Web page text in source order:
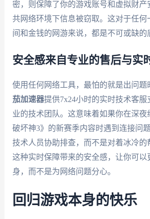
密，则保障了你的游戏账号和虚拟财产
共网络环境下信息被窃取。这对于任何
间和金钱的网游来说，都是不可或缺的
安全感来自专业的售后与实
使用任何网络工具，最怕的就是出问题
茄加速器提供7x24小时的实时技术客服
业的技术团队。这意味着如果你在深夜
破坏神3》的新赛季内容时遇到连接问
技术人员协助排查，而不是对着冰冷的
这种实时保障带来的安全感，让你可以
身，而不是为网络问题分心。
回归游戏本身的快乐